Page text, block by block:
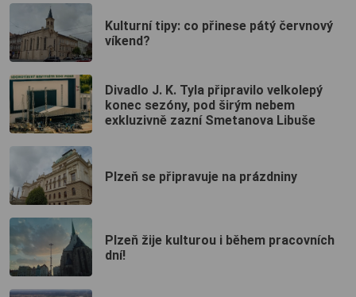
Kulturní tipy: co přinese pátý červnový
víkend?
Divadlo J. K. Tyla připravilo velkolepý
konec sezóny, pod širým nebem
exkluzivně zazní Smetanova Libuše
Plzeň se připravuje na prázdniny
Plzeň žije kulturou i během pracovních
dní!